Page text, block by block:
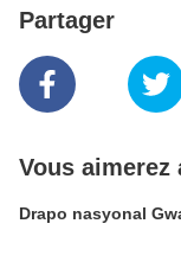
Partager
Vous aimerez
Drapo nasyonal